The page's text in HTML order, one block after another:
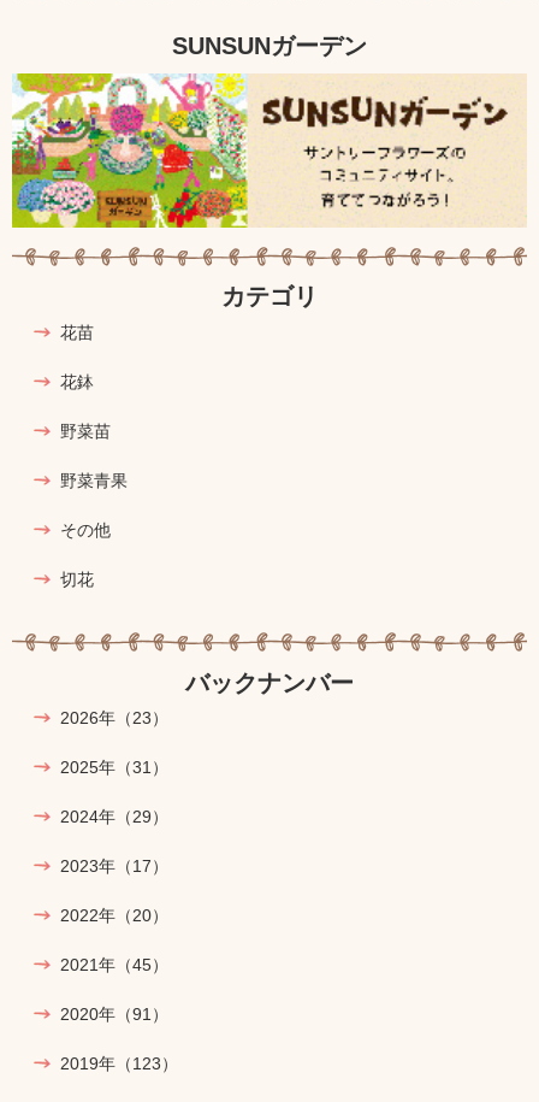
SUNSUNガーデン
カテゴリ
花苗
花鉢
野菜苗
野菜青果
その他
切花
バックナンバー
2026年 （23）
2025年 （31）
2024年 （29）
2023年 （17）
2022年 （20）
2021年 （45）
2020年 （91）
2019年 （123）